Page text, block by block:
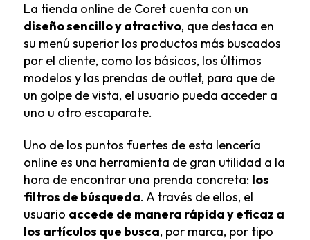
La tienda online de Coret cuenta con un
diseño sencillo y atractivo, que destaca en
su menú superior los productos más buscados
por el cliente, como los básicos, los últimos
modelos y las prendas de outlet, para que de
un golpe de vista, el usuario pueda acceder a
uno u otro escaparate.
Uno de los puntos fuertes de esta lencería
online es una herramienta de gran utilidad a la
hora de encontrar una prenda concreta: los
filtros de búsqueda. A través de ellos, el
usuario accede de manera rápida y eficaz a
los artículos que busca, por marca, por tipo